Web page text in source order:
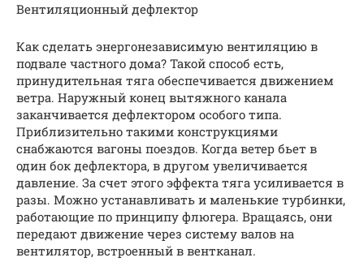
Вентиляционный дефлектор
Как сделать энергонезависимую вентиляцию в
подвале частного дома? Такой способ есть,
принудительная тяга обеспечивается движением
ветра. Наружный конец вытяжного канала
заканчивается дефлектором особого типа.
Приблизительно такими конструкциями
снабжаются вагоны поездов. Когда ветер бьет в
один бок дефлектора, в другом увеличивается
давление. За счет этого эффекта тяга усиливается в
разы. Можно устанавливать и маленькие турбинки,
работающие по принципу флюгера. Вращаясь, они
передают движение через систему валов на
вентилятор, встроенный в вентканал.